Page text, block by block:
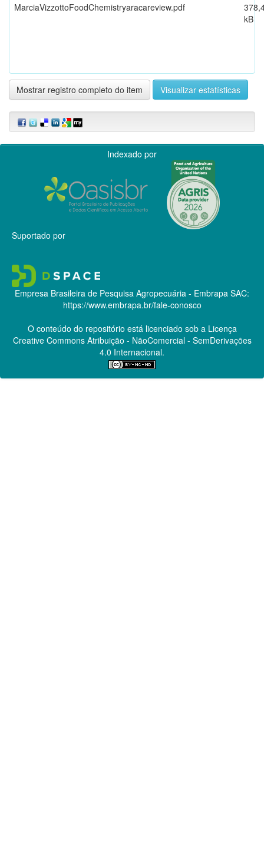
MarciaVizzottoFoodChemistryaracareview.pdf
kB
Mostrar registro completo do item Visualizar estatísticas
Indexado por
Suportado por
Empresa Brasileira de Pesquisa Agropecuária - Embrapa SAC:
https://www.embrapa.br/fale-conosco
O conteúdo do repositório está licenciado sob a Licença
Creative CommonsAtribuição - NãoComercial - SemDerivações
4.0 Internacional.